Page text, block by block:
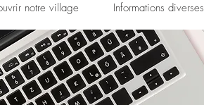
notre village Informations diverses